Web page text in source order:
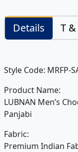
Details T &
Style Code: MRFP-
Product Name:
LUBNAN Men’s
Panjabi
Fabric:
Premium Indian